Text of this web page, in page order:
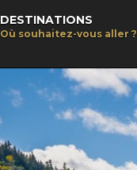
DESTINATIONS
Où souhaitez-vous aller ?